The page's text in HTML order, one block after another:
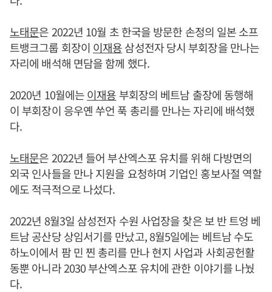
노태문은 2022년 10월 초 한국을 방문한 손정의 일본 소프
트뱅크그룹 회장이 이재용삼성전자 당시 부회장을 만나는
자리에 배석해 면담을 함께 했다.
2020년 10월에는이재용부회장의 베트남 출장에 동행해
이 부회장이 응우옌 쑤언 푹 총리를 만나는 자리에 배석했
다.
노태문은 2022년 들어 부산엑스포 유치를 위해 다방면의
외국 인사들을 만나 지원을 요청하며 기업인 홍보사절 역할
에도 적극적으로 나섰다.
2022년 8월3일 삼성전자 수원 사업장을 찾은 보 반 트엉 베
트남 공산당 상임서기를 만났고, 8월5일에는 베트남 수도
하노이에서 팜 민 찐 총리를 만나 현지 사업과 사회공헌활
동뿐 아니라 2030 부산엑스포 유치에 관한 이야기를 나눴
다.